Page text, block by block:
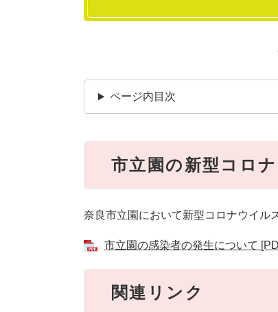
ページ内目次
市立園の新型コロ
奈良市立園において新型コロナウイル
市立園の感染者の発生について
関連リンク